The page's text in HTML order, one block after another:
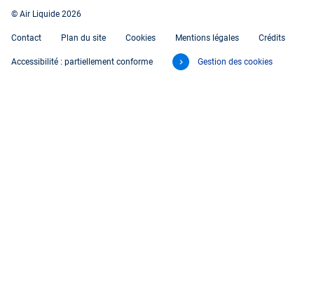
© Air Liquide 2026
Contact Plan du site Cookies Mentions légales Crédits
Accessibilité : partiellement conforme Gestion des cookies